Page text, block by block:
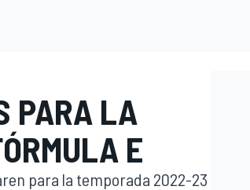
PARA LA
E
para la temporada 2022-23